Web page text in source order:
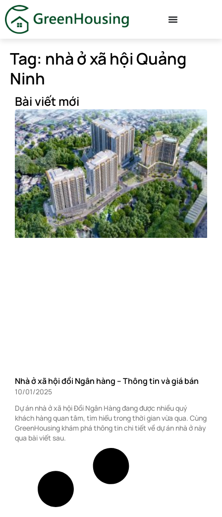
Tag: nhà ở xã hội Quảng
Ninh
Bài viết mới
Nhà ở xã hội đồi Ngân hàng – Thông tin và giá bán
10/01/2025
Dự án nhà ở xã hội Đồi Ngân Hàng đang được nhiều quý
khách hàng quan tâm, tìm hiểu trong thời gian vừa qua. Cùng
GreenHousing khám phá thông tin chi tiết về dự án nhà ở này
qua bài viết sau.